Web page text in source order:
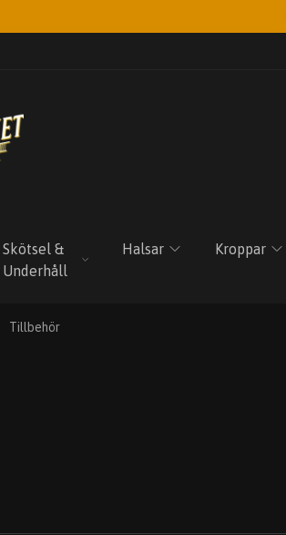
Skötsel &
Underhåll
Halsar Kroppar
Tillbehör